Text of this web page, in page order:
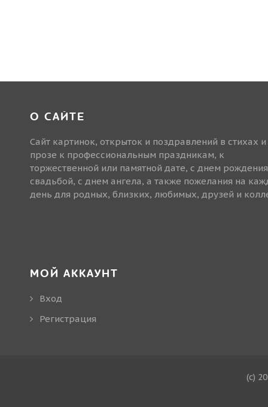
О САЙТЕ
Сайт картинок, открыток и поздравлений в стихах и
прозе к профессиональным праздникам, к
торжественной или памятной дате, с днем
свадьбой, с днем ангела, а также пожелания на
день для родных, близких, любимых, друзей и
МОЙ АККАУНТ
Вход
Регистрация
(c)